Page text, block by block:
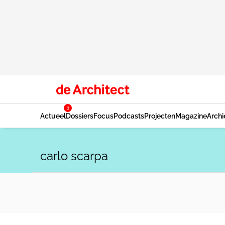
Actueel
1
DossiersFocusPodcastsProjectenMagazine
carlo scarpa